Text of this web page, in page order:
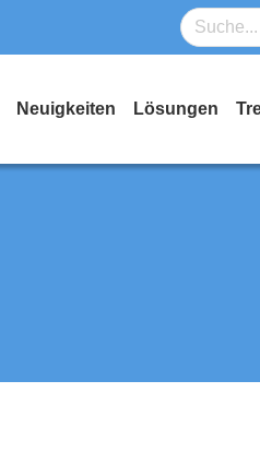
Neuigkeiten Lösungen